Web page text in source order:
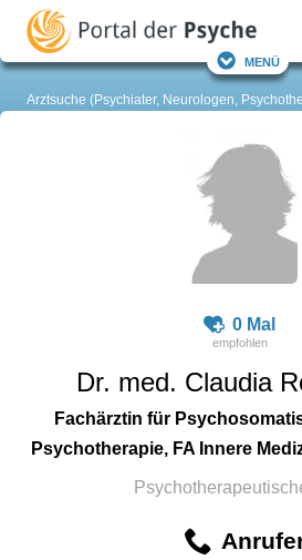
Menü
Arztsuche (Psychiater, Neurologen,
0 Mal
Dr. med. Claudia
Fachärztin für
Psychotherapie, FA Innere